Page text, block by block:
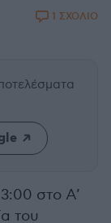
1 ΣΧΟΛΙΟ
στο Α’
του